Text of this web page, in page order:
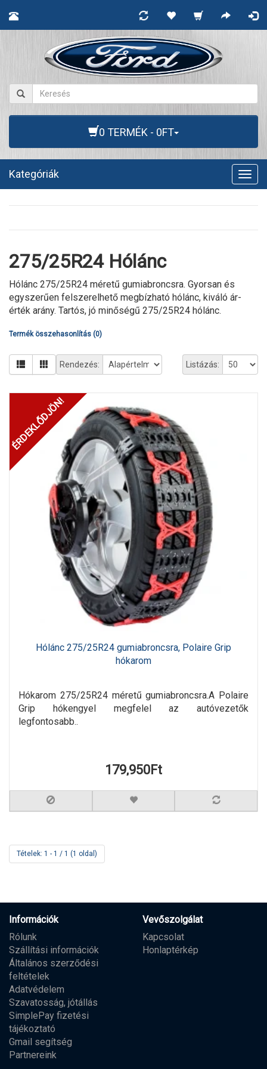
0 TERMÉK - 0FT
Kategóriák
275/25R24 Hólánc
Hólánc 275/25R24 méretű gumiabroncsra. Gyorsan és
egyszerűen felszerelhető megbízható hólánc, kiváló ár-
érték arány. Tartós, jó minőségű 275/25R24 hólánc.
Termék összehasonlítás (0)
Listázás:
Rendezés:
ÉRDEKLŐDJÖN!
Hólánc 275/25R24 gumiabroncsra, Polaire Grip
hókarom
Hókarom 275/25R24 méretű gumiabroncsra.A Polaire
Grip hókengyel megfelel az autóvezetők
legfontosabb..
179,950Ft
Tételek: 1 - 1 / 1 (1 oldal)
Információk
Rólunk
Szállítási információk
Általános szerződési
feltételek
Adatvédelem
Szavatosság, jótállás
SimplePay fizetési
tájékoztató
Gmail segítség
Partnereink
Vevőszolgálat
Kapcsolat
Honlaptérkép